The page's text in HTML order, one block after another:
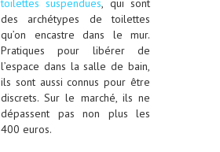
toilettes suspendues, qui sont
des archétypes de toilettes
qu’on encastre dans le mur.
Pratiques pour libérer de
l’espace dans la salle de bain,
ils sont aussi connus pour être
discrets. Sur le marché, ils ne
dépassent pas non plus les
400 euros.